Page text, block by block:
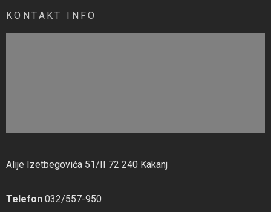
KONTAKT INFO
Alije Izetbegovića 51/II 72 240 Kakanj
Telefon 032/557-950